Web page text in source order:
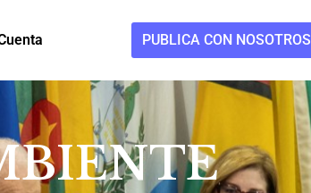
PUBLICA CON NOSOTROS